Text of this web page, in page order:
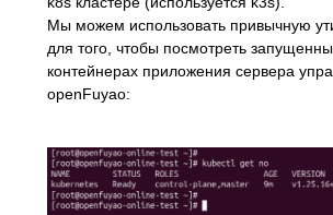
Мы можем использовать привычную
для того, чтобы посмотреть
контейнерах приложения сервера
openFuyao: